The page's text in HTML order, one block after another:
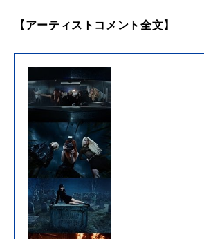
【アーティストコメント全文】